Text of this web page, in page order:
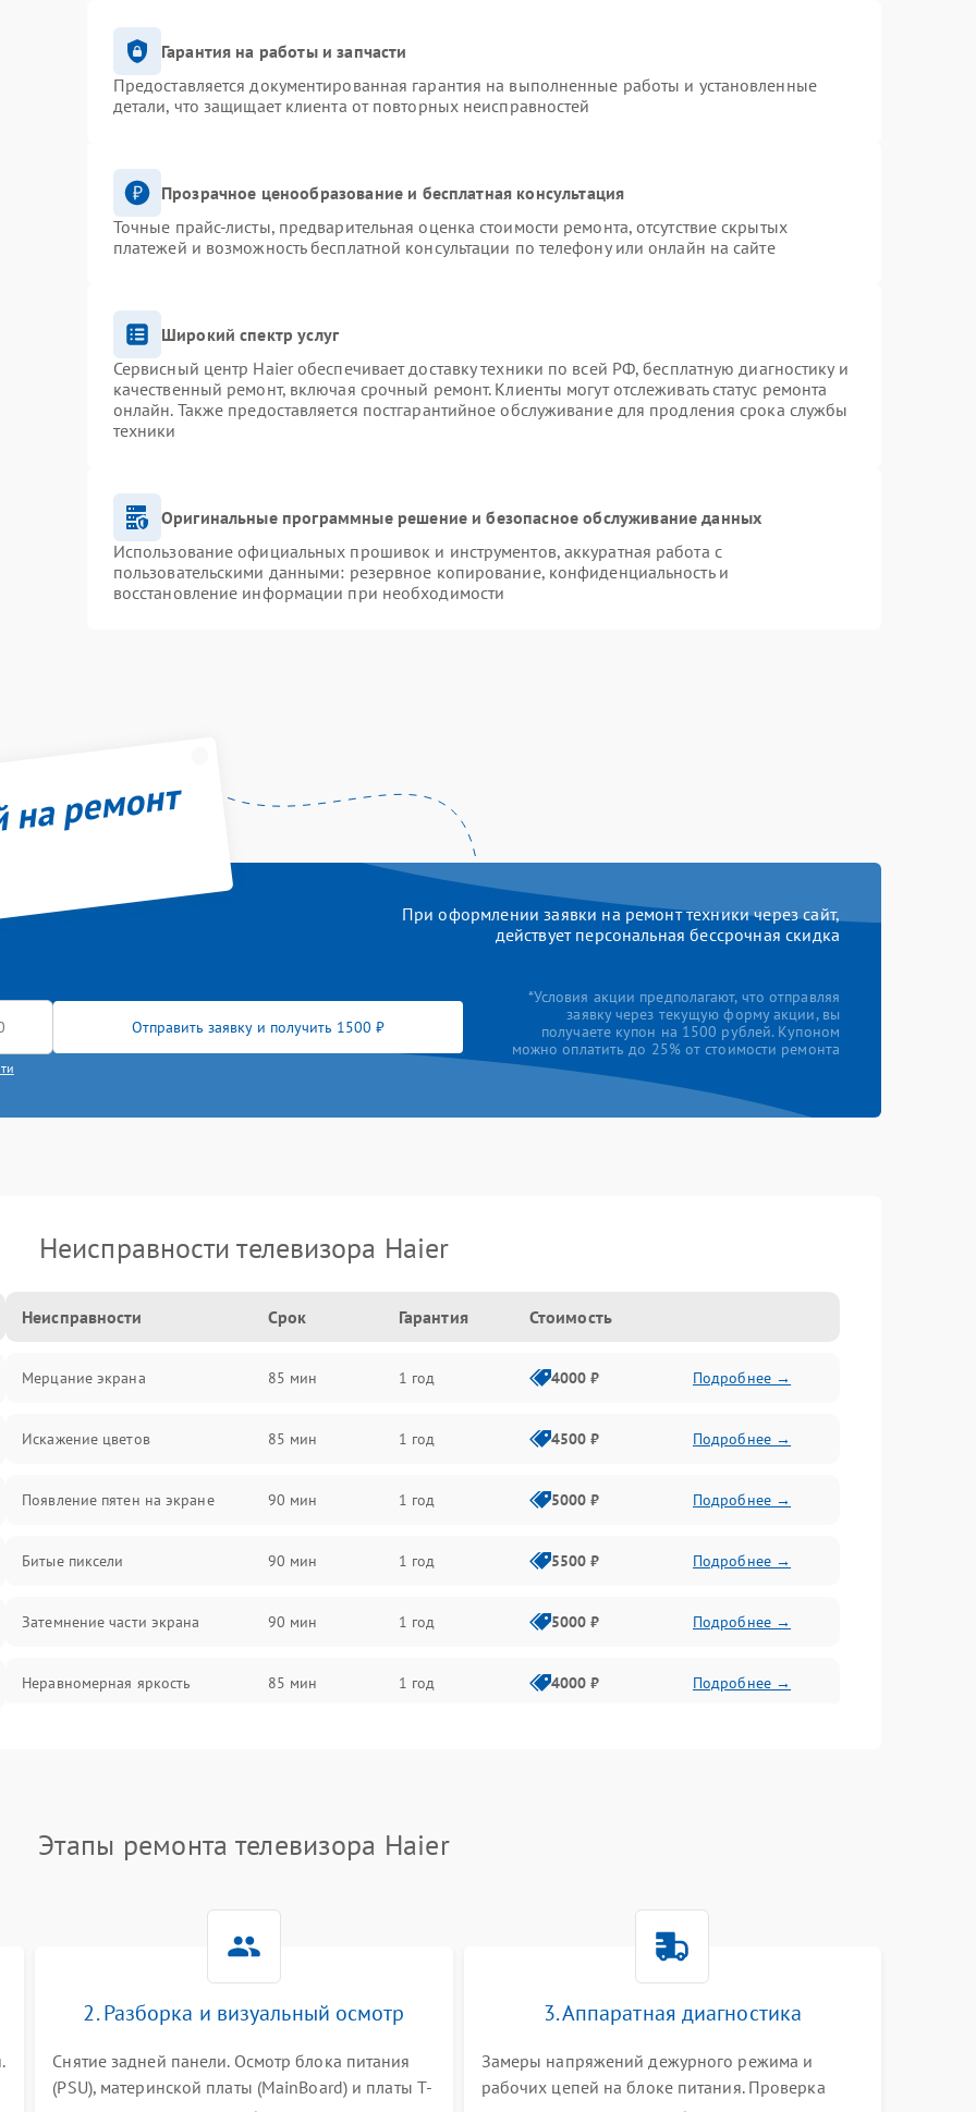
Гарантия на работы и запчасти
Предоставляется документированная гарантия на выполненные работы и установленные
детали, что защищает клиента от повторных неисправностей
Прозрачное ценообразование и бесплатная консультация
Точные прайс-листы, предварительная оценка стоимости ремонта, отсутствие скрытых
платежей и возможность бесплатной консультации по телефону или онлайн на сайте
Широкий спектр услуг
Сервисный центр Haier обеспечивает доставку техники по всей РФ, бесплатную диагностику и
качественный ремонт, включая срочный ремонт. Клиенты могут отслеживать статус ремонта
онлайн. Также предоставляется постгарантийное обслуживание для продления срока службы
техники
Оригинальные программные решение и безопасное обслуживание данных
Использование официальных прошивок и инструментов, аккуратная работа с
пользовательскими данными: резервное копирование, конфиденциальность и
восстановление информации при необходимости
ремонт
При оформлении заявки на ремонт техники через сайт,
действует персональная бессрочная скидка
Отправить заявку и получить 1500 ₽
*Условия акции предполагают, что отправляя
заявку через текущую форму акции, вы
получаете купон на 1500 рублей. Купоном
можно оплатить до 25% от стоимости ремонта
Неисправности телевизора Haier
Неисправности Срок Гарантия Стоимость
Мерцание экрана 85 мин 1 год 4000 ₽ Подробнее →
Искажение цветов 85 мин 1 год 4500 ₽ Подробнее →
Появление пятен на экране 90 мин 1 год 5000 ₽ Подробнее →
Битые пиксели 90 мин 1 год 5500 ₽ Подробнее →
Затемнение части экрана 90 мин 1 год 5000 ₽ Подробнее →
Неравномерная яркость 85 мин 1 год 4000 ₽ Подробнее →
Этапы ремонта телевизора Haier
2. Разборка и визуальный осмотр
Снятие задней панели. Осмотр блока питания
(PSU), материнской платы (MainBoard) и платы T-
3. Аппаратная диагностика
Замеры напряжений дежурного режима и
рабочих цепей на блоке питания. Проверка